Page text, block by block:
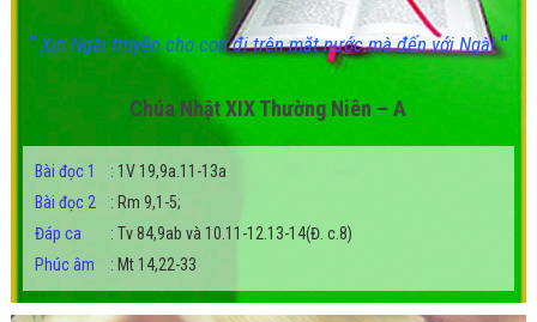
"Xin Ngài truyền cho con đi trên mặt nước mà đến với Ngài"
Chúa Nhật XIX Thường Niên – A
Bài đọc 1 : 1V 19,9a.11-13a
Bài đọc 2
: Rm 9,1-5;
Đáp ca
: Tv 84,9ab và 10.11-12.13-14(Đ. c.8)
Phúc âm
: Mt 14,22-33